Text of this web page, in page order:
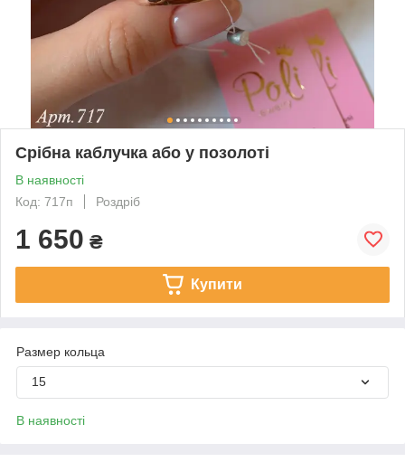
Срібна каблучка або у позолоті
В наявності
Код: 717п
Роздріб
1 650 ₴
Купити
Размер кольца
15
В наявності